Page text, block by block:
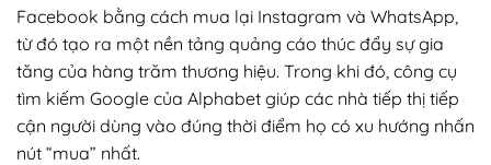
Facebook bằng cách mua lại Instagram và WhatsApp,
từ đó tạo ra một nền tảng quảng cáo thúc đẩy sự gia
tăng của hàng trăm thương hiệu. Trong khi đó, công cụ
tìm kiếm Google của Alphabet giúp các nhà tiếp thị tiếp
cận người dùng vào đúng thời điểm họ có xu hướng nhấn
nút “mua” nhất.